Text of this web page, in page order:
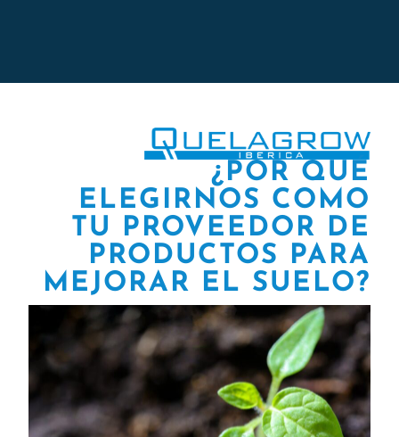
¿POR QUÉ
ELEGIRNOS COMO
TU PROVEEDOR DE
PRODUCTOS PARA
MEJORAR EL SUELO?